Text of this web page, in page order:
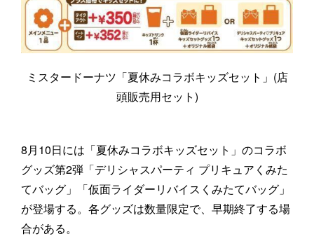
ミスタードーナツ「夏休みコラボキッズセット」(店
頭販売用セット)
8月10日には「夏休みコラボキッズセット」のコラボ
グッズ第2弾「デリシャスパーティ プリキュアくみた
てバッグ」「仮面ライダーリバイスくみたてバッグ」
が登場する。各グッズは数量限定で、早期終了する場
合がある。